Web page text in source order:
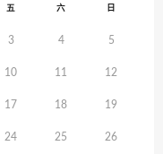
五 六 日
3 4 5
10 11 12
17 18 19
24 25 26